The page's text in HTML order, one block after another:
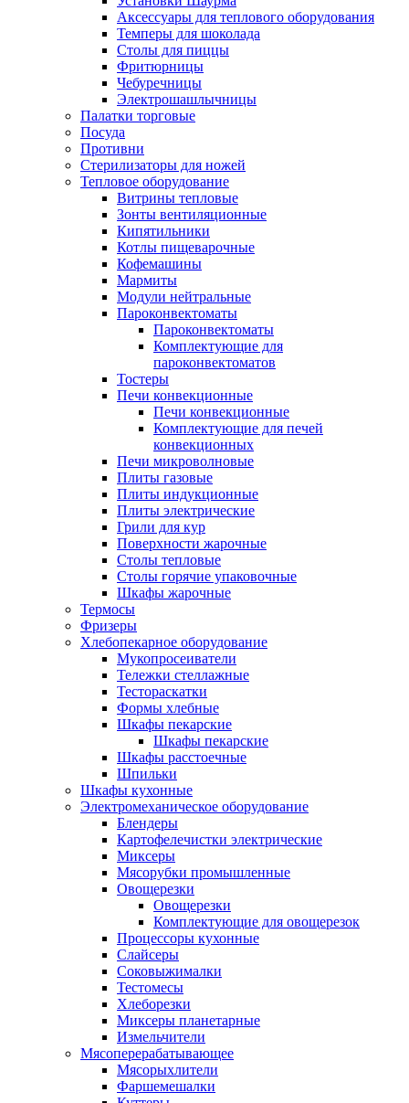
Аксессуары для теплового оборудования
Темперы для шоколада
Столы для пиццы
Фритюрницы
Чебуречницы
Электрошашлычницы
Палатки торговые
Посуда
Противни
Стерилизаторы для ножей
Тепловое оборудование
Витрины тепловые
Зонты вентиляционные
Кипятильники
Котлы пищеварочные
Кофемашины
Мармиты
Модули нейтральные
Пароконвектоматы
Пароконвектоматы
Комплектующие для
пароконвектоматов
Тостеры
Печи конвекционные
Печи конвекционные
Комплектующие для печей
конвекционных
Печи микроволновые
Плиты газовые
Плиты индукционные
Плиты электрические
Грили для кур
Поверхности жарочные
Столы тепловые
Столы горячие упаковочные
Шкафы жарочные
Термосы
Фризеры
Хлебопекарное оборудование
Мукопросеиватели
Тележки стеллажные
Тестораскатки
Формы хлебные
Шкафы пекарские
Шкафы пекарские
Шкафы расстоечные
Шпильки
Шкафы кухонные
Электромеханическое оборудование
Блендеры
Картофелечистки электрические
Миксеры
Мясорубки промышленные
Овощерезки
Овощерезки
Комплектующие для овощерезок
Процессоры кухонные
Слайсеры
Соковыжималки
Тестомесы
Хлеборезки
Миксеры планетарные
Измельчители
Мясоперерабатывающее
Мясорыхлители
Фаршемешалки